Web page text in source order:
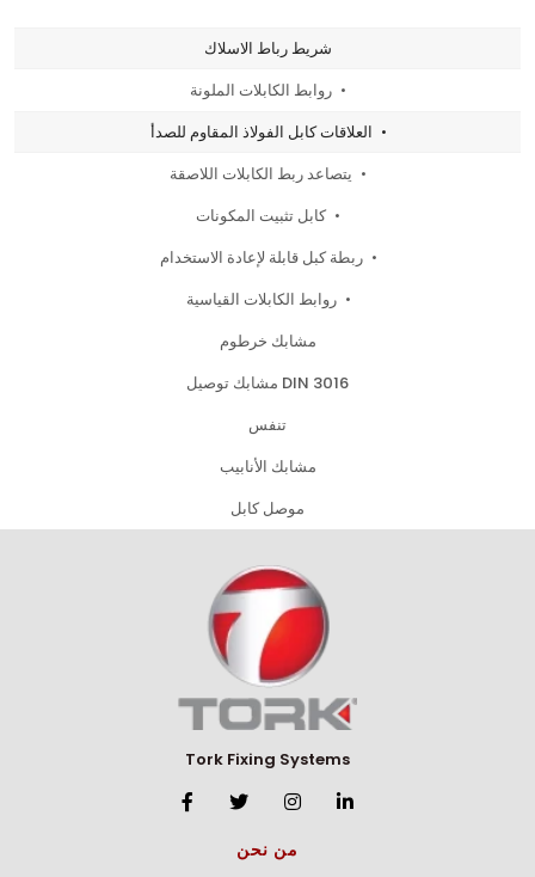
شريط رباط الاسلاك
كابل تثبيت المكونات
ربطة كبل قابلة لإعادة الاستخدام
روابط الكابلات القياسية
مشابك خرطوم
مشابك توصيل DIN 3016
تنفس
مشابك الأنابيب
موصل كابل
Tork Fixing Systems
من نحن